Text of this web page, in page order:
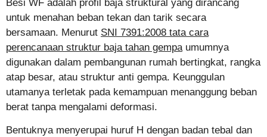
Besi WF adalah profil baja struktural yang dirancang
untuk menahan beban tekan dan tarik secara
bersamaan. Menurut SNI 7391:2008 tata cara
perencanaan struktur baja tahan gempa umumnya
digunakan dalam pembangunan rumah bertingkat, rangka
atap besar, atau struktur anti gempa. Keunggulan
utamanya terletak pada kemampuan menanggung beban
berat tanpa mengalami deformasi.
Bentuknya menyerupai huruf H dengan badan tebal dan